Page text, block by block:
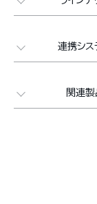
連携シス
関連製